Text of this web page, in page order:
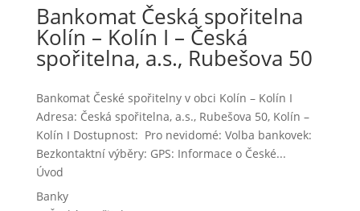
Bankomat Česká spořitelna
Kolín – Kolín I – Česká
spořitelna, a.s., Rubešova 50
Bankomat České spořitelny v obci Kolín – Kolín I
Adresa: Česká spořitelna, a.s., Rubešova 50, Kolín –
Kolín I Dostupnost: Pro nevidomé: Volba bankovek:
Bezkontaktní výběry: GPS: Informace o České...
Úvod
Banky